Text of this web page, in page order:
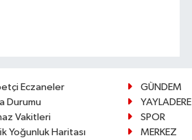
Eczaneler
Durumu
Vakitleri
Yoğunluk Haritası
GÜNDEM
YAYLADERE
SPOR
MERKEZ